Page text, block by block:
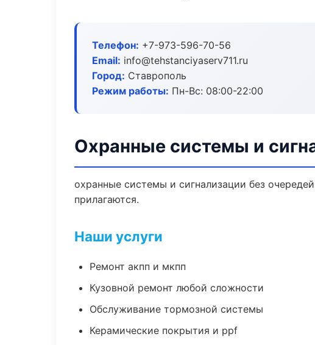
Телефон: +7-973-596-70-56
Email: info@tehstanciyaserv711.ru
Город: Ставрополь
Режим работы: Пн-Вс: 08:00-22:00
Охранные системы и
охранные системы и сигнализации без
прилагаются.
Наши услуги
Ремонт акпп и мкпп
Кузовной ремонт любой сложности
Обслуживание тормозной системы
Керамические покрытия и ppf